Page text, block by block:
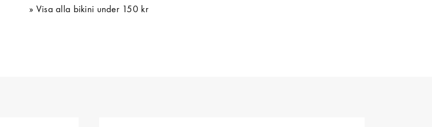
Visa alla bikini under 150 kr